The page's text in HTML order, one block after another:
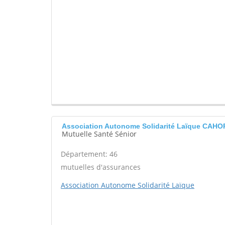
Association Autonome Solidarité Laïque
Mutuelle Santé Sénior
Département: 46
mutuelles d'assurances
Association Autonome Solidarité Laïque